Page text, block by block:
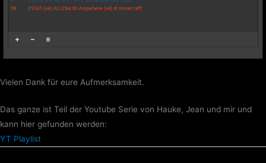
Vielen Dank für eure Aufmerksamkeit.
Das ganze ist Teil der Youtube Serie von Hauke, Jean und mir und
kann hier gefunden werden:
YT Playlist